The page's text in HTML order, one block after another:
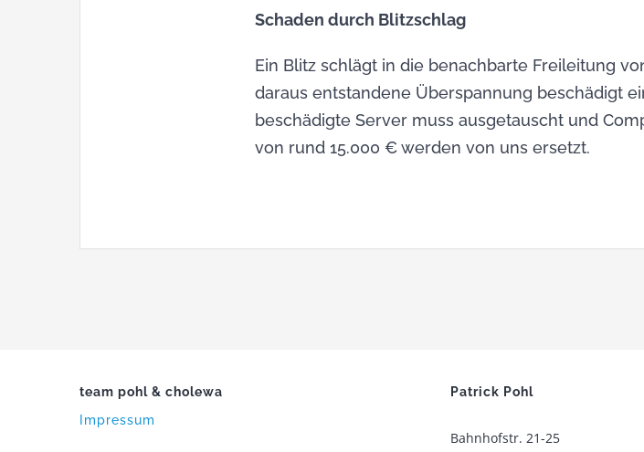
Schaden durch Blitzschlag
Ein Blitz schlägt in die benachbarte Freileitung
daraus entstandene Überspannung beschädigt
beschädigte Server muss ausgetauscht und
von rund 15.000 € werden von uns ersetzt.
team pohl & cholewa
Impressum
Patrick Pohl
Bahnhofstr. 21-25